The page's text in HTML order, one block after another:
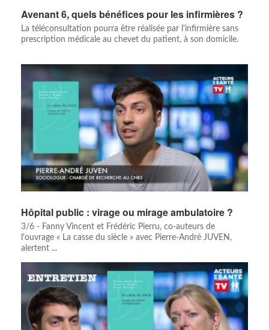
Avenant 6, quels bénéfices pour les infirmières ?
La téléconsultation pourra être réalisée par l'infirmière sans
prescription médicale au chevet du patient, à son domicile.
Hôpital public : virage ou mirage ambulatoire ?
3/6 - Fanny Vincent et Frédéric Pierru, co-auteurs de
l'ouvrage « La casse du siècle » avec Pierre-André JUVEN,
alertent ...